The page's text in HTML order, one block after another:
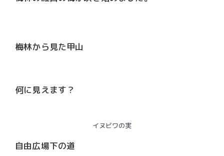
梅林から見た甲山
何に見えます？
イヌビワの実
自由広場下の道